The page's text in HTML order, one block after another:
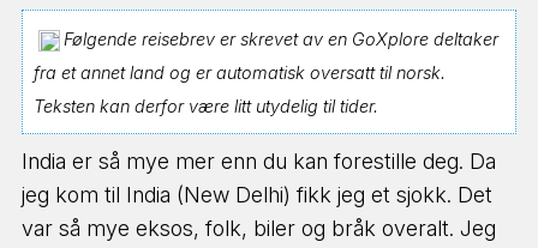
Følgende reisebrev er skrevet av en GoXplore deltaker
fra et annet land og er automatisk oversatt til norsk.
Teksten kan derfor være litt utydelig til tider.
India er så mye mer enn du kan forestille deg. Da
jeg kom til India (New Delhi) fikk jeg et sjokk. Det
var så mye eksos, folk, biler og bråk overalt. Jeg